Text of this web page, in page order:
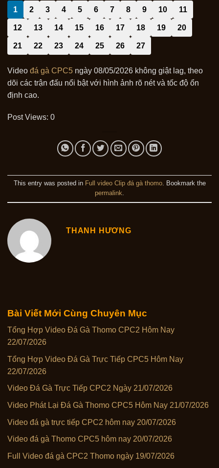
Bài Viết Mới Cùng Chuyên Mục
Tổng Hợp Video Đá Gà Thomo CPC2 Hôm Nay
22/07/2026
Tổng Hợp Video Đá Gà Trực Tiếp CPC5 Hôm Nay
22/07/2026
Video Đá Gà Trực Tiếp CPC2 Ngày 21/07/2026
Video Phát Lại Đá Gà Thomo CPC5 Hôm Nay 21/07/2026
Video đá gà trực tiếp CPC2 hôm nay 20/07/2026
Video đá gà Thomo CPC5 hôm nay 20/07/2026
Full Video đá gà CPC2 Thomo ngày 19/07/2026
1 2 3 4 5 6 7 8 9 10 11
12 13 14 15 16 17 18 19 20
21 22 23 24 25 26 27
Video đá gà CPC5 ngày 08/05/2026 không giật lag, theo
dõi các trận đấu nổi bật với hình ảnh rõ nét và tốc độ ổn
định cao.
Post Views: 0
This entry was posted in Full video Clip đá gà thomo. Bookmark the
permalink
THANH HƯƠNG